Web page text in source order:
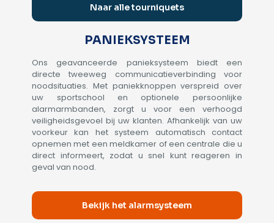
Naar alle tourniquets
PANIEKSYSTEEM
Ons geavanceerde panieksysteem biedt een
directe tweeweg communicatieverbinding voor
noodsituaties. Met paniekknoppen verspreid over
uw sportschool en optionele persoonlijke
alarmarmbanden, zorgt u voor een verhoogd
veiligheidsgevoel bij uw klanten. Afhankelijk van uw
voorkeur kan het systeem automatisch contact
opnemen met een meldkamer of een centrale die u
direct informeert, zodat u snel kunt reageren in
geval van nood.
Bekijk het alarmsysteem